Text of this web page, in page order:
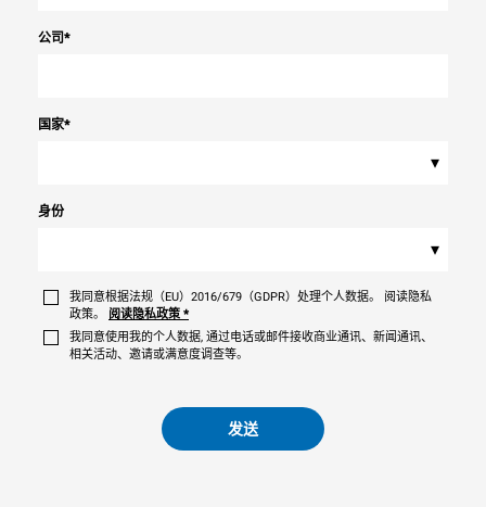
公司*
国家*
▾
身份
▾
我同意根据法规（EU）2016/679（GDPR）处理个人数据。 阅读隐私
政策。
阅读隐私政策 *
我同意使用我的个人数据, 通过电话或邮件接收商业通讯、新闻通讯、
相关活动、邀请或满意度调查等。
发送